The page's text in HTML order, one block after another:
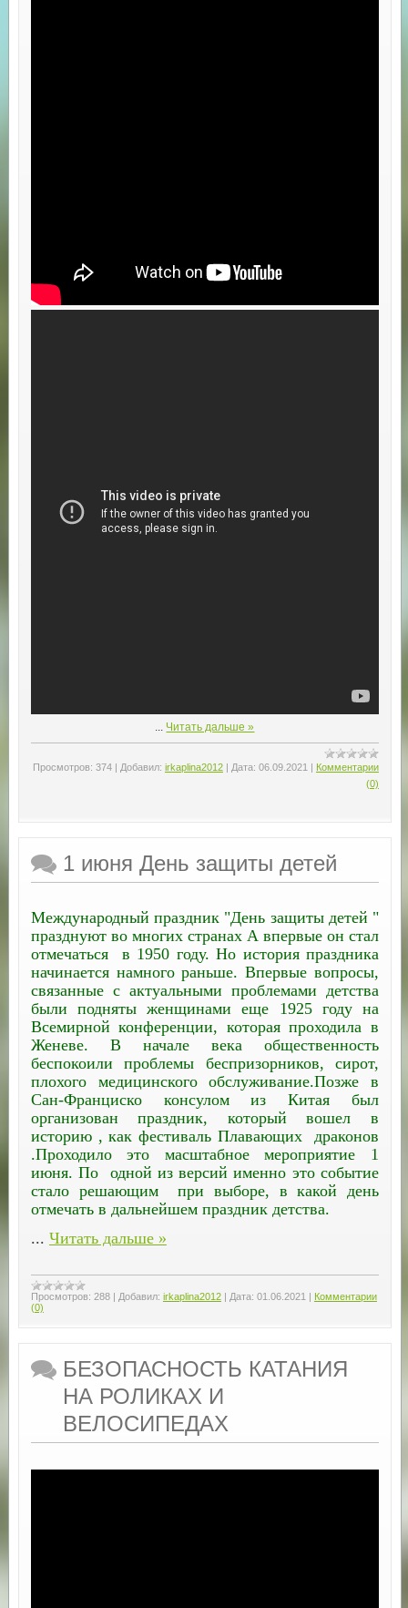
Читать дальше »
Просмотров: 374 | Добавил: irkaplina2012 | Дата: 06.09.2021 | Комментарии
(0)
1 июня День защиты детей
Международный праздник "День защиты детей "
празднуют во многих странах А впервые он стал
отмечаться в 1950 году. Но история праздника
начинается намного раньше. Впервые вопросы,
связанные с актуальными проблемами детства
были подняты женщинами еще 1925 году на
Всемирной конференции, которая проходила в
Женеве. В начале века общественность
беспокоили проблемы беспризорников, сирот,
плохого медицинского обслуживание.Позже в
Сан-Франциско консулом из Китая был
организован праздник, который вошел в
историю , как фестиваль Плавающих драконов
.Проходило это масштабное мероприятие 1
июня. По одной из версий именно это событие
стало решающим при выборе, в какой день
отмечать в дальнейшем праздник детства.
... Читать дальше »
Просмотров: 288 | Добавил: irkaplina2012 | Дата: 01.06.2021 | Комментарии
(0)
БЕЗОПАСНОСТЬ КАТАНИЯ
НА РОЛИКАХ И
ВЕЛОСИПЕДАХ